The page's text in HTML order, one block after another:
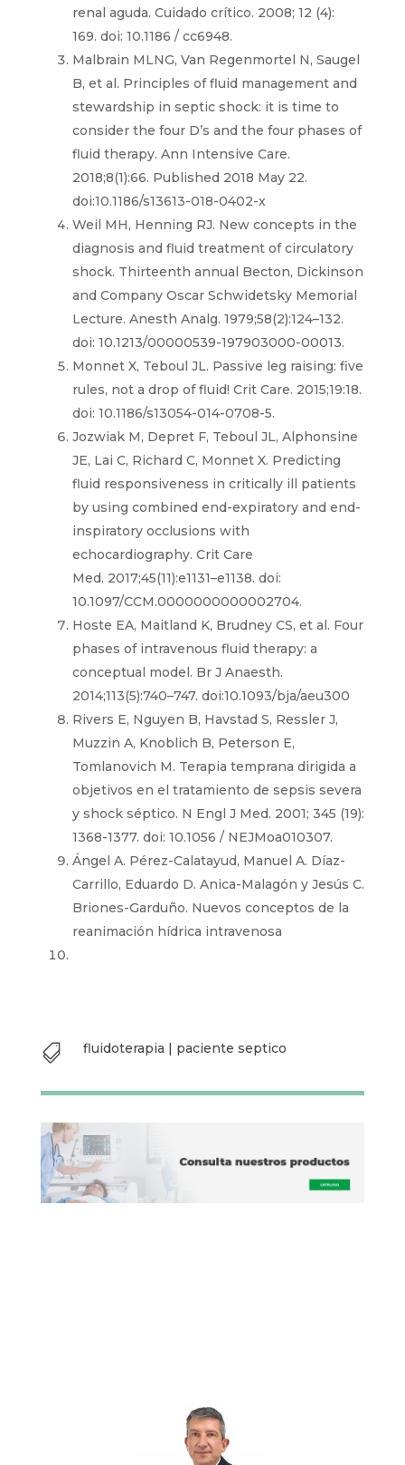
renal aguda. Cuidado crítico. 2008; 12 (4):
169. doi: 10.1186 / cc6948.
Malbrain MLNG, Van Regenmortel N, Saugel
B, et al. Principles of fluid management and
stewardship in septic shock: it is time to
consider the four D’s and the four phases of
fluid therapy. Ann Intensive Care.
2018;8(1):66. Published 2018 May 22.
doi:10.1186/s13613-018-0402-x
Weil MH, Henning RJ. New concepts in the
diagnosis and fluid treatment of circulatory
shock. Thirteenth annual Becton, Dickinson
and Company Oscar Schwidetsky Memorial
Lecture. Anesth Analg. 1979;58(2):124–132.
doi: 10.1213/00000539-197903000-00013.
Monnet X, Teboul JL. Passive leg raising: five
rules, not a drop of fluid! Crit Care. 2015;19:18.
doi: 10.1186/s13054-014-0708-5.
Jozwiak M, Depret F, Teboul JL, Alphonsine
JE, Lai C, Richard C, Monnet X. Predicting
fluid responsiveness in critically ill patients
by using combined end-expiratory and end-
inspiratory occlusions with
echocardiography. Crit Care
Med. 2017;45(11):e1131–e1138. doi:
10.1097/CCM.0000000000002704.
Hoste EA, Maitland K, Brudney CS, et al. Four
phases of intravenous fluid therapy: a
conceptual model. Br J Anaesth.
2014;113(5):740–747. doi:10.1093/bja/aeu300
Rivers E, Nguyen B, Havstad S, Ressler J,
Muzzin A, Knoblich B, Peterson E,
Tomlanovich M. Terapia temprana dirigida a
objetivos en el tratamiento de sepsis severa
y shock séptico. N Engl J Med. 2001; 345 (19):
1368-1377. doi: 10.1056 / NEJMoa010307.
Ángel A. Pérez-Calatayud, Manuel A. Díaz-
Carrillo, Eduardo D. Anica-Malagón y Jesús C.
Briones-Garduño. Nuevos conceptos de la
reanimación hídrica intravenosa
 fluidoterapia | paciente septico